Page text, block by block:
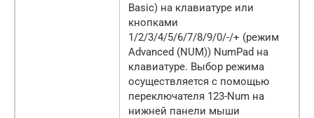
Basic) на клавиатуре или
кнопками
1/2/3/4/5/6/7/8/9/0/-/+ (режим
Advanced (NUM)) NumPad на
клавиатуре. Выбор режима
осуществляется с помощью
переключателя 123-Num на
нижней панели мыши